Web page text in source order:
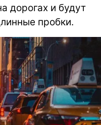
дорогах и будут
пробки.